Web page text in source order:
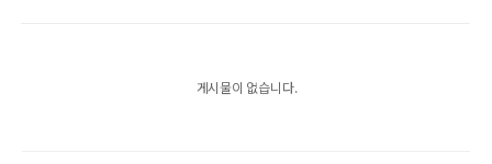
게시물이 없습니다.